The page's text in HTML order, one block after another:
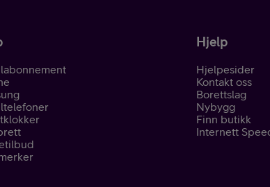
Hjelp
Hjelpesider
Kontakt oss
Borettslag
Nybygg
Finn butikk
Internett